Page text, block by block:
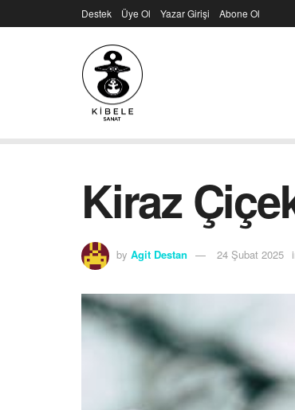
Destek Üye Ol Yazar Girişi Abone Ol
Kiraz
by Agit Destan 24 Şubat 2025